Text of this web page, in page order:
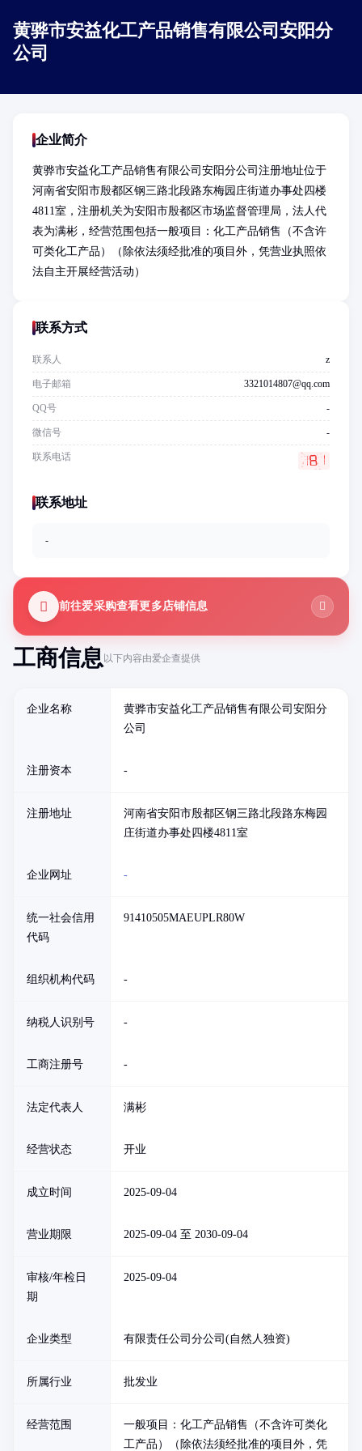
黄骅市安益化工产品销售有限公司安阳分
公司
工商信息以下内容由爱企查提供
企业名称
黄骅市安益化工产品销售有限公司安阳分
公司
注册资本 -
注册地址
河南省安阳市殷都区钢三路北段路东梅园
庄街道办事处四楼4811室
企业网址 -
统一社会信用
代码
91410505MAEUPLR80W
组织机构代码 -
纳税人识别号 -
工商注册号 -
法定代表人 满彬
经营状态 开业
成立时间 2025-09-04
营业期限 2025-09-04 至 2030-09-04
审核/年检日
期
2025-09-04
企业类型 有限责任公司分公司(自然人独资)
所属行业 批发业
经营范围
一般项目：化工产品销售（不含许可类化
工产品）（除依法须经批准的项目外，凭
企业简介
黄骅市安益化工产品销售有限公司安阳分公司注册地址位于
河南省安阳市殷都区钢三路北段路东梅园庄街道办事处四楼
4811室，注册机关为安阳市殷都区市场监督管理局，法人代
表为满彬，经营范围包括一般项目：化工产品销售（不含许
可类化工产品）（除依法须经批准的项目外，凭营业执照依
法自主开展经营活动）
联系方式
联系人 z
电子邮箱 3321014807@qq.com
QQ号 -
微信号 -
联系电话
联系地址
-
前往爱采购查看更多店铺信息